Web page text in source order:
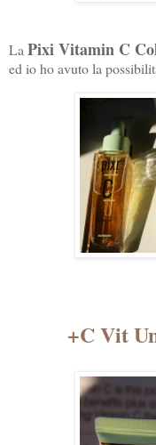
La Pixi Vitamin C
ed io ho avuto la
+C Vit